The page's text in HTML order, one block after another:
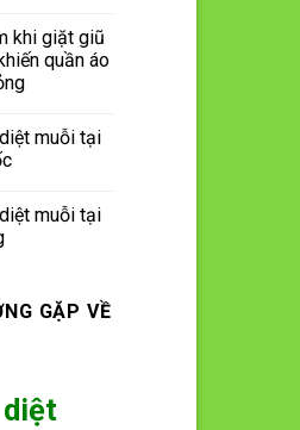
khi giặt giũ
quần áo
muỗi tại
muỗi tại
GẶP VỀ
diệt